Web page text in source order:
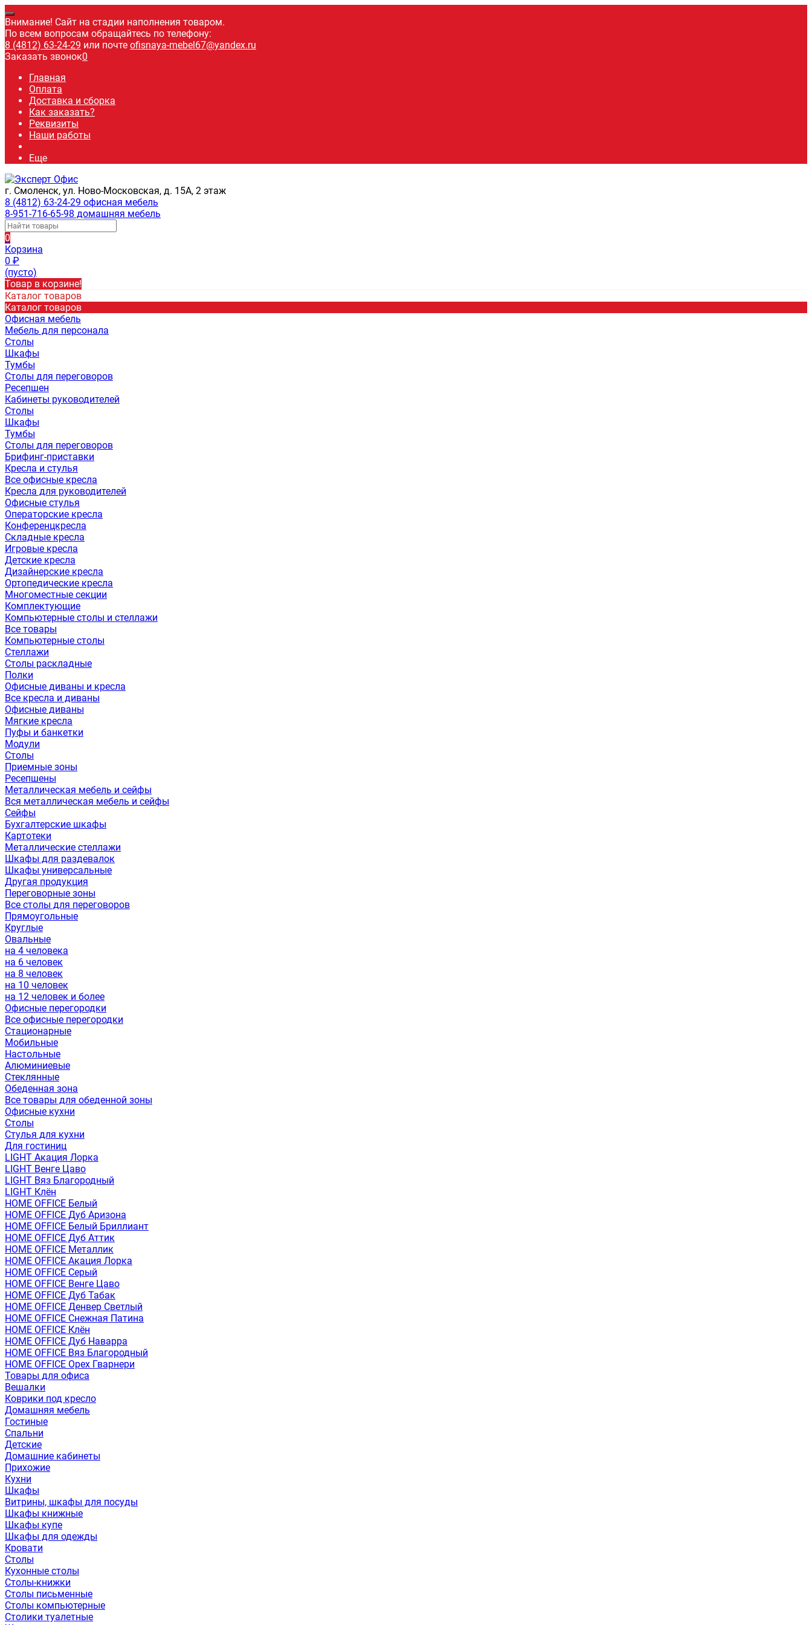
Внимание! Сайт на стадии наполнения товаром.
По всем вопросам обращайтесь по телефону:
8 (4812) 63-24-29 или почте ofisnaya-mebel67@yandex.ru
Заказать звонок0
Главная
Оплата
Доставка и сборка
Как заказать?
Реквизиты
Наши работы
Еще
г. Смоленск, ул. Ново-Московская, д. 15А, 2 этаж
8 (4812) 63-24-29 офисная мебель
8-951-716-65-98 домашняя мебель
0
Корзина
0 ₽
(пусто)
Товар в корзине!
Каталог товаров
Каталог товаров
Офисная мебель
Мебель для персонала
Столы
Шкафы
Тумбы
Столы для переговоров
Ресепшен
Кабинеты руководителей
Столы
Шкафы
Тумбы
Столы для переговоров
Брифинг-приставки
Кресла и стулья
Все офисные кресла
Кресла для руководителей
Офисные стулья
Операторские кресла
Конференцкресла
Складные кресла
Игровые кресла
Детские кресла
Дизайнерские кресла
Ортопедические кресла
Многоместные секции
Комплектующие
Компьютерные столы и стеллажи
Все товары
Компьютерные столы
Стеллажи
Столы раскладные
Полки
Офисные диваны и кресла
Все кресла и диваны
Офисные диваны
Мягкие кресла
Пуфы и банкетки
Модули
Столы
Приемные зоны
Ресепшены
Металлическая мебель и сейфы
Вся металлическая мебель и сейфы
Сейфы
Бухгалтерские шкафы
Картотеки
Металлические стеллажи
Шкафы для раздевалок
Шкафы универсальные
Другая продукция
Переговорные зоны
Все столы для переговоров
Прямоугольные
Круглые
Овальные
на 4 человека
на 6 человек
на 8 человек
на 10 человек
на 12 человек и более
Офисные перегородки
Все офисные перегородки
Стационарные
Мобильные
Настольные
Алюминиевые
Стеклянные
Обеденная зона
Все товары для обеденной зоны
Офисные кухни
Столы
Стулья для кухни
Для гостиниц
LIGHT Акация Лорка
LIGHT Венге Цаво
LIGHT Вяз Благородный
LIGHT Клён
HOME OFFICE Белый
HOME OFFICE Дуб Аризона
HOME OFFICE Белый Бриллиант
HOME OFFICE Дуб Аттик
HOME OFFICE Металлик
HOME OFFICE Акация Лорка
HOME OFFICE Серый
HOME OFFICE Венге Цаво
HOME OFFICE Дуб Табак
HOME OFFICE Денвер Светлый
HOME OFFICE Снежная Патина
HOME OFFICE Клён
HOME OFFICE Дуб Наварра
HOME OFFICE Вяз Благородный
HOME OFFICE Орех Гварнери
Товары для офиса
Вешалки
Коврики под кресло
Домашняя мебель
Гостиные
Спальни
Детские
Домашние кабинеты
Прихожие
Кухни
Шкафы
Витрины, шкафы для посуды
Шкафы книжные
Шкафы купе
Шкафы для одежды
Кровати
Столы
Кухонные столы
Столы-книжки
Столы письменные
Столы компьютерные
Столики туалетные